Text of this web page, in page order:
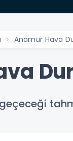
Anamur Hava